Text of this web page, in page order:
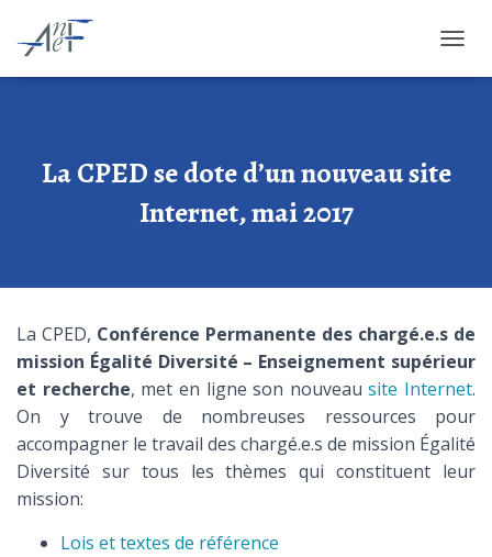
La CPED se dote d’un nouveau site
Internet, mai 2017
La CPED, Conférence Permanente des chargé.e.s de
mission Égalité Diversité – Enseignement supérieur
et recherche, met en ligne son nouveausite Internet.
On y trouve de nombreuses ressources pour
accompagner le travail des chargé.e.s de mission Égalité
Diversité sur tous les thèmes qui constituent leur
mission:
Lois et textes de référence